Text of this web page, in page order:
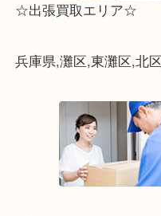
↓パソコンでご覧頂
って下さい↓